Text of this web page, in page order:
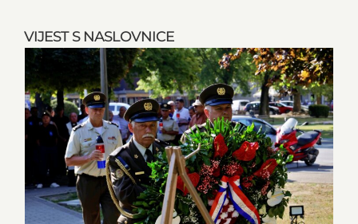
VIJEST S NASLOVNICE